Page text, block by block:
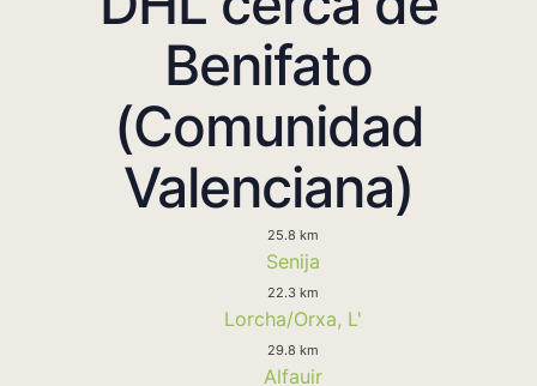
Benifato
(Comunidad
Valenciana)
25.8 km
Senija
22.3 km
Lorcha/Orxa, L'
29.8 km
Alfauir